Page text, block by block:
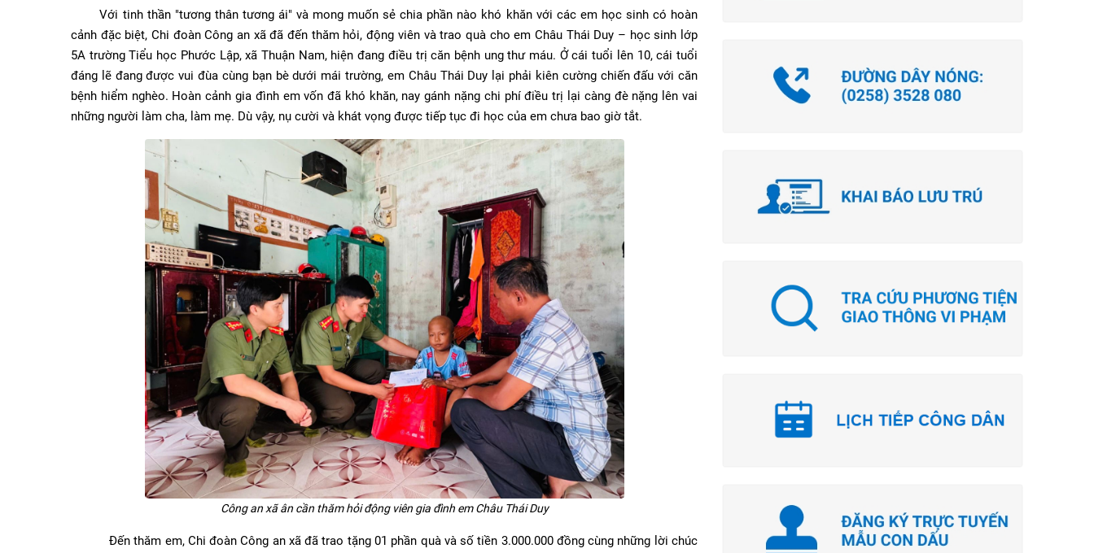
Với tinh thần "tương thân tương ái" và mong muốn sẻ chia phần nào khó khăn với các em học sinh có hoàn
cảnh đặc biệt, Chi đoàn Công an xã đã đến thăm hỏi, động viên và trao quà cho em Châu Thái Duy – học sinh lớp
5A trường Tiểu học Phước Lập, xã Thuận Nam, hiện đang điều trị căn bệnh ung thư máu. Ở cái tuổi lên 10, cái tuổi
đáng lẽ đang được vui đùa cùng bạn bè dưới mái trường, em Châu Thái Duy lại phải kiên cường chiến đấu với căn
bệnh hiểm nghèo. Hoàn cảnh gia đình em vốn đã khó khăn, nay gánh nặng chi phí điều trị lại càng đè nặng lên vai
những người làm cha, làm mẹ. Dù vậy, nụ cười và khát vọng được tiếp tục đi học của em chưa bao giờ tắt.
Công an xã ân cần thăm hỏi động viên gia đình em Châu Thái Duy
Đến thăm em, Chi đoàn Công an xã đã trao tặng 01 phần quà và số tiền 3.000.000 đồng cùng những lời chúc